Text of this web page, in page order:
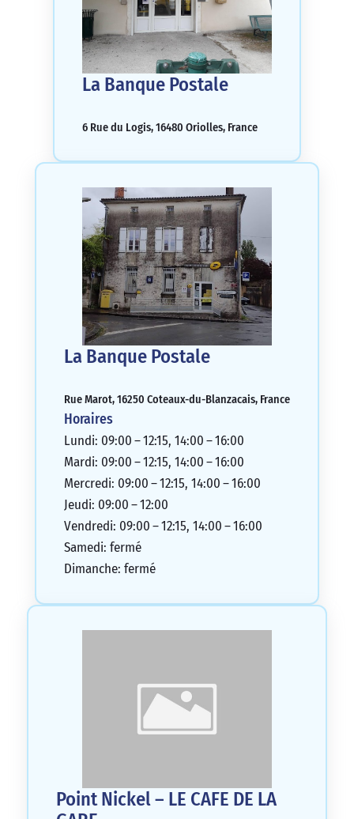
La Banque Postale
6 Rue du Logis, 16480 Oriolles, France
La Banque Postale
Rue Marot, 16250 Coteaux-du-Blanzacais, France
Horaires
Lundi: 09:00 – 12:15, 14:00 – 16:00
Mardi: 09:00 – 12:15, 14:00 – 16:00
Mercredi: 09:00 – 12:15, 14:00 – 16:00
Jeudi: 09:00 – 12:00
Vendredi: 09:00 – 12:15, 14:00 – 16:00
Samedi: fermé
Dimanche: fermé
Point Nickel – LE CAFE DE LA